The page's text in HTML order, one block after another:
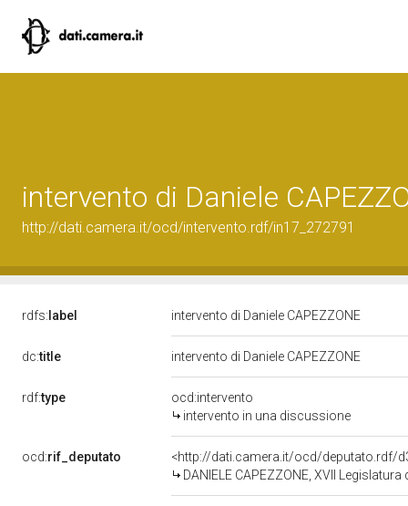
intervento di Daniele
http://dati.camera.it/ocd/intervento.rdf/in17_272791
rdfs: label intervento di Daniele CAPEZZONE
dc:title intervento di Daniele CAPEZZONE
rdf:type
ocd:intervento
intervento in una discussione
ocd:rif_deputato
<http://dati.camera.it/ocd/deputato.rdf/
DANIELE CAPEZZONE, XVII